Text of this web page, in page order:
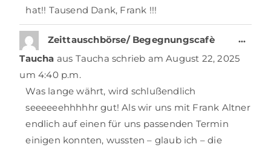
hat!! Tausend Dank, Frank !!!
Zeittauschbörse/ Begegnungscafè
Taucha aus Taucha schrieb am August 22, 2025
um 4:40 p.m.
Was lange währt, wird schlußendlich
seeeeeehhhhhr gut! Als wir uns mit Frank Altner
endlich auf einen für uns passenden Termin
einigen konnten, wussten – glaub ich – die
…